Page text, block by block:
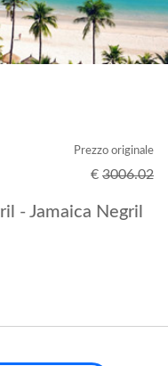
Prezzo originale
€ 3006.02
- Jamaica Negril